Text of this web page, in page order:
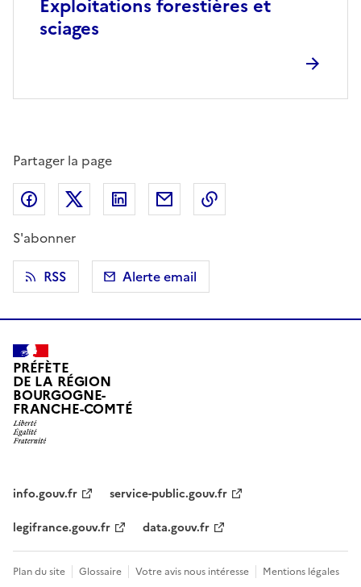
Exploitations forestières et
sciages
Partager la page
Partager sur Facebook
Partager sur X (anciennement Twitter)
Partager sur LinkedIn
Partager par email
S'abonner
RSS
Alerte email
PRÉFÈTE
DE LA RÉGION
BOURGOGNE-
FRANCHE-COMTÉ
info.gouv.fr
service-public.gouv.fr
legifrance.gouv.fr
data.gouv.fr
Plan du site Glossaire Votre avis nous intéresse Mentions légales